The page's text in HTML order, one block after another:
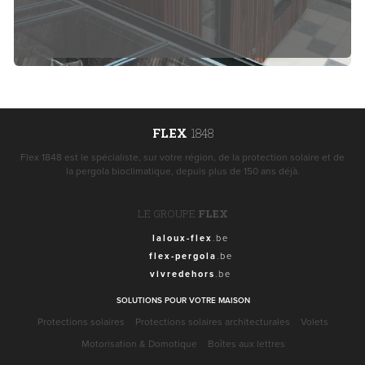
FLEX 1848
Flex 1848 est le spécialiste, sur votre région, de la protection solaire et de
la pergola bioclimatique, depuis plus de 150 ans déjà.
LE GROUPE FLEX
laloux-flex .be
flex-pergola .be
vivredehors .be
SOLUTIONS POUR VOTRE MAISON
Protections solaires Protections solaires architecturales
Volets
Motorisation & Domotique
Boîtes aux lettres